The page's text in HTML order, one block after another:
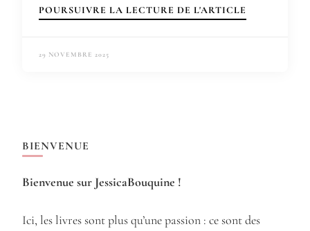
POURSUIVRE LA LECTURE DE L'ARTICLE
29 NOVEMBRE 2025
BIENVENUE
Bienvenue sur JessicaBouquine !
Ici, les livres sont plus qu’une passion : ce sont des